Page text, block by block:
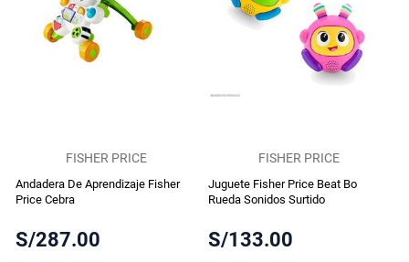
FISHER PRICE
Andadera De Aprendizaje Fisher
Price Cebra
S/287.00
FISHER PRICE
Juguete Fisher Price Beat Bo
Rueda Sonidos Surtido
S/133.00